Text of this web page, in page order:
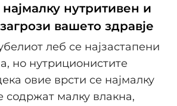
нутритивен и
вашето здравје
леб се најзастапени
но нутриционистите
овие врсти се најмалку
содржат малку влакна,